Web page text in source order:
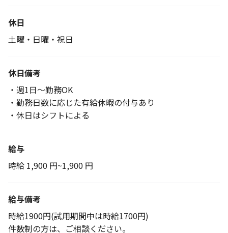
休日
土曜・日曜・祝日
休日備考
・週1日～勤務OK
・勤務日数に応じた有給休暇の付与あり
・休日はシフトによる
給与
時給 1,900 円~1,900 円
給与備考
時給1900円(試用期間中は時給1700円)
件数制の方は、ご相談ください。